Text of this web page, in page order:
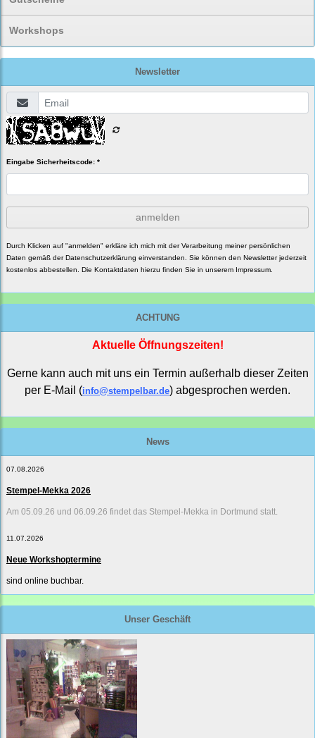
Workshops
Newsletter
Eingabe Sicherheitscode: *
anmelden
Durch Klicken auf "anmelden" erkläre ich mich mit der Verarbeitung meiner persönlichen
Daten gemäß der Datenschutzerklärung einverstanden. Sie können den Newsletter jederzeit
kostenlos abbestellen. Die Kontaktdaten hierzu finden Sie in unserem Impressum.
ACHTUNG
Aktuelle Öffnungszeiten!
Gerne kann auch mit uns ein Termin außerhalb dieser Zeiten
per E-Mail (info@stempelbar.de) abgesprochen werden.
News
07.08.2026
Stempel-Mekka 2026
Am 05.09.26 und 06.09.26 findet das Stempel-Mekka in Dortmund statt.
11.07.2026
Neue Workshoptermine
sind online buchbar.
Unser Geschäft